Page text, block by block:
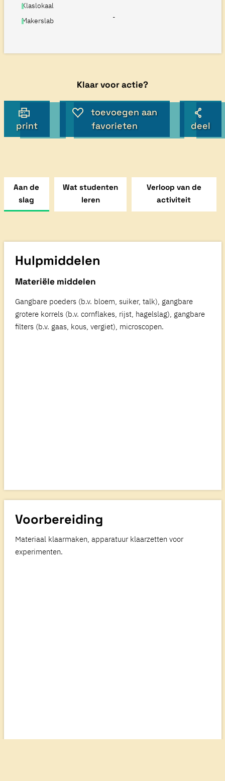
Klaslokaal
Makerslab
-
Klaar voor actie?
print
toevoegen aan
favorieten
deel
Aan de
slag
Wat studenten
leren
Verloop van de
activiteit
Hulpmiddelen
Materiële middelen
Gangbare poeders (b.v. bloem, suiker, talk), gangbare
grotere korrels (b.v. cornflakes, rijst, hagelslag), gangbare
filters (b.v. gaas, kous, vergiet), microscopen.
Voorbereiding
Materiaal klaarmaken, apparatuur klaarzetten voor
experimenten.